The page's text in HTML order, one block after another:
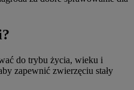
do trybu życia, wieku i
zapewnić zwierzęciu stały